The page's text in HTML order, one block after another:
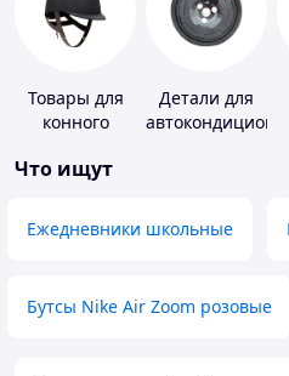
Товары для
конного
Детали для
Что ищут
Ежедневники школьные
Бутсы Nike Air Zoom розовые